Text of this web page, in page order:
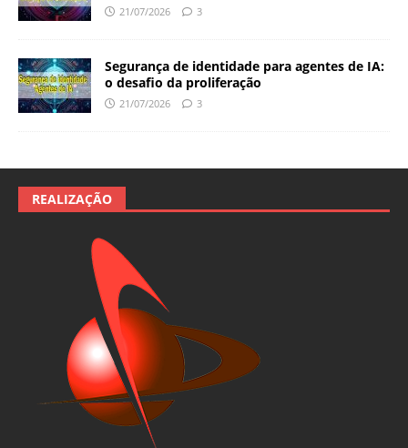
21/07/2026 3
Segurança de identidade para agentes de IA:
o desafio da proliferação
21/07/2026 3
REALIZAÇÃO